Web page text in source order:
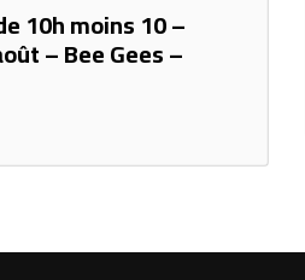
10h moins 10 –
– Bee Gees –